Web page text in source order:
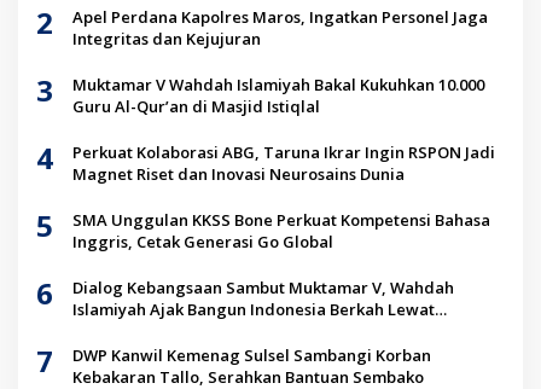
2
Apel Perdana Kapolres Maros, Ingatkan Personel Jaga
Integritas dan Kejujuran
3
Muktamar V Wahdah Islamiyah Bakal Kukuhkan 10.000
Guru Al-Qur’an di Masjid Istiqlal
4
Perkuat Kolaborasi ABG, Taruna Ikrar Ingin RSPON Jadi
Magnet Riset dan Inovasi Neurosains Dunia
5
SMA Unggulan KKSS Bone Perkuat Kompetensi Bahasa
Inggris, Cetak Generasi Go Global
6
Dialog Kebangsaan Sambut Muktamar V, Wahdah
Islamiyah Ajak Bangun Indonesia Berkah Lewat
7
DWP Kanwil Kemenag Sulsel Sambangi Korban
Kebakaran Tallo, Serahkan Bantuan Sembako